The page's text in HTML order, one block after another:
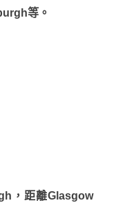
等。
，距離Glasgow